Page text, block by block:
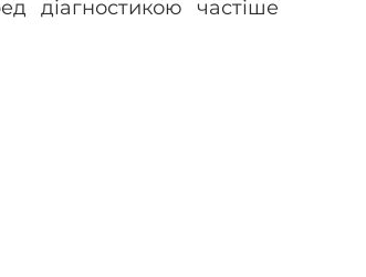
діагностикою частіше